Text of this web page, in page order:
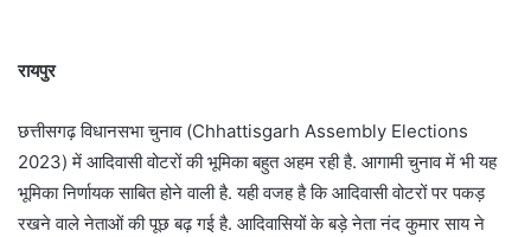
रायपुर
छत्तीसगढ़ विधानसभा चुनाव (Chhattisgarh Assembly Elections
2023) में आदिवासी वोटरों की भूमिका बहुत अहम रही है. आगामी चुनाव में भी यह
भूमिका निर्णायक साबित होने वाली है. यही वजह है कि आदिवासी वोटरों पर पकड़
रखने वाले नेताओं की पूछ बढ़ गई है. आदिवासियों के बड़े नेता नंद कुमार साय ने